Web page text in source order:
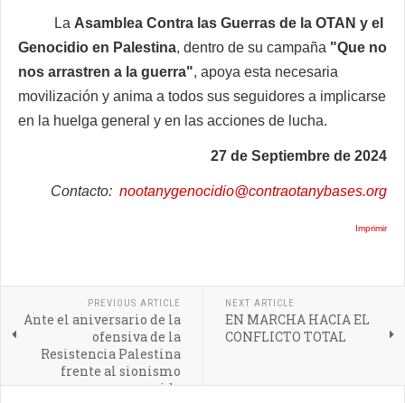
La Asamblea Contra las Guerras de la OTAN y el
Genocidio en Palestina, dentro de su campaña "Que no
nos arrastren a la guerra", apoya esta necesaria
movilización y anima a todos sus seguidores a implicarse
en la huelga general y en las acciones de lucha.
27 de Septiembre de 2024
Contacto: nootanygenocidio@contraotanybases.org
Imprimir
PREVIOUS ARTICLE
Ante el aniversario de la
ofensiva de la
Resistencia Palestina
frente al sionismo
genocida
NEXT ARTICLE
EN MARCHA HACIA EL
CONFLICTO TOTAL